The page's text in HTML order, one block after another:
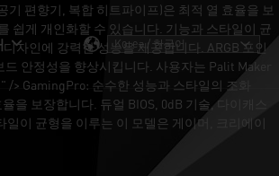
편향기, 복합 히트파이프)은 최적 열 효율을 보
쉽게 개인화할 수 있습니다. 기능과 스타일이 균
자인에 강력한 성능을 제공합니다. ARGB 포인
안정성을 향상시킵니다. 사용자는 Palit Maker
/> GamingPro: 순수한 성능과 스타일의 조화
보장합니다. 듀얼 BIOS, 0dB 기술, 다이캐스
이 균형을 이루는 이 모델은 게이머, 크리에이